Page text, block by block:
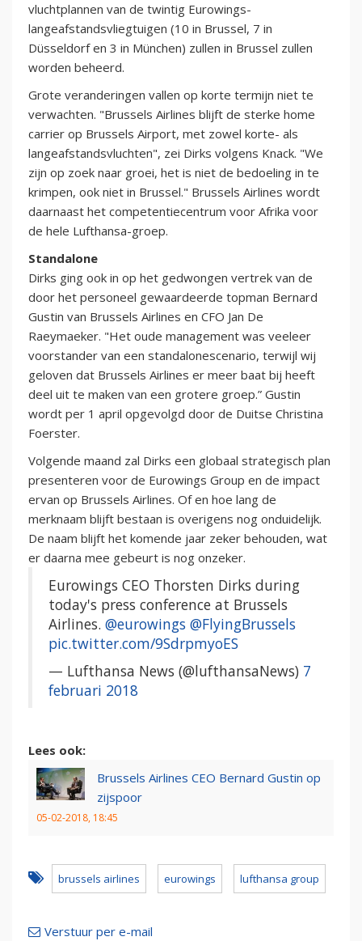
vluchtplannen van de twintig Eurowings-
langeafstandsvliegtuigen (10 in Brussel, 7 in
Düsseldorf en 3 in München) zullen in Brussel zullen
worden beheerd.
Grote veranderingen vallen op korte termijn niet te
verwachten. "Brussels Airlines blijft de sterke home
carrier op Brussels Airport, met zowel korte- als
langeafstandsvluchten", zei Dirks volgens Knack. "We
zijn op zoek naar groei, het is niet de bedoeling in te
krimpen, ook niet in Brussel." Brussels Airlines wordt
daarnaast het competentiecentrum voor Afrika voor
de hele Lufthansa-groep.
Standalone
Dirks ging ook in op het gedwongen vertrek van de
door het personeel gewaardeerde topman Bernard
Gustin van Brussels Airlines en CFO Jan De
Raeymaeker. "Het oude management was veeleer
voorstander van een standalonescenario, terwijl wij
geloven dat Brussels Airlines er meer baat bij heeft
deel uit te maken van een grotere groep.” Gustin
wordt per 1 april opgevolgd door de Duitse Christina
Foerster.
Volgende maand zal Dirks een globaal strategisch plan
presenteren voor de Eurowings Group en de impact
ervan op Brussels Airlines. Of en hoe lang de
merknaam blijft bestaan is overigens nog onduidelijk.
De naam blijft het komende jaar zeker behouden, wat
er daarna mee gebeurt is nog onzeker.
Eurowings CEO Thorsten Dirks during
today's press conference at Brussels
Airlines. @eurowings @FlyingBrussels
pic.twitter.com/9SdrpmyoES
— Lufthansa News (@lufthansaNews) 7
februari 2018
Lees ook:
Brussels Airlines CEO Bernard Gustin op
zijspoor
05-02-2018, 18:45
brussels airlines eurowings lufthansa group
Verstuur per e-mail